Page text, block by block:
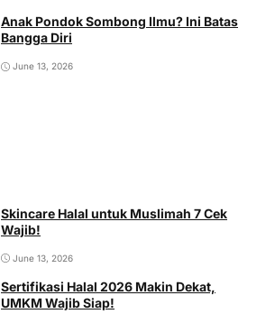
Anak Pondok Sombong Ilmu? Ini Batas
Bangga Diri
June 13, 2026
Skincare Halal untuk Muslimah 7 Cek
Wajib!
June 13, 2026
Sertifikasi Halal 2026 Makin Dekat,
UMKM Wajib Siap!